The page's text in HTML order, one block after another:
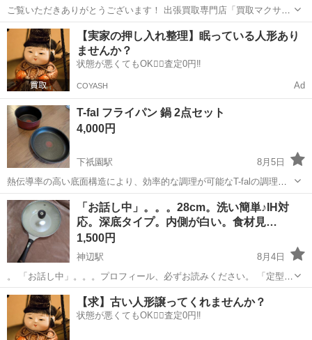
ご覧いただきありがとうございます！ 出張買取専門店「買取マクサス
広島西店」です。 日本製の風格ある土鍋「都三島 8号土鍋」をご紹介
します。3〜4人用のゆったりサイズで、ご家族みんなで囲むお鍋の時
間にぴったりの一品で...
広島 広島市 舟入南駅 調理器具
【実家の押し入れ整理】眠っている人形あり
ませんか？
状態が悪くてもOK🙆‍♀️査定0円‼️
COYASH Ad
T-fal フライパン 鍋 2点セット
4,000円
下祇園駅
8月5日
熱伝導率の高い底面構造により、効率的な調理が可能なT-falの調理器
具2点セットです。2年半程度使用しました。新品ほどではないです
が、焦げ付き等はありません。 - ブランド: T-fal - セット内容: フライ
パン・鍋 ...
広島 広島市 下祇園駅
「お話し中」。。。28cm。洗い簡単♪IH対
応。深底タイプ。内側が白い。食材見…
1,500円
神辺駅
8月4日
。 「お話し中」。。。プロフィール、必ずお読みください。 「定型
文」お返事しません。 「ノークレーム」「ノーリターン」ご理解くだ
さる方、お問い合わせください。『日時決定後』の、キャンセル受付
ません。よく、確認く...
広島 福山市 神辺駅 調理器具
【求】古い人形譲ってくれませんか？
状態が悪くてもOK🙆‍♀️査定0円‼️